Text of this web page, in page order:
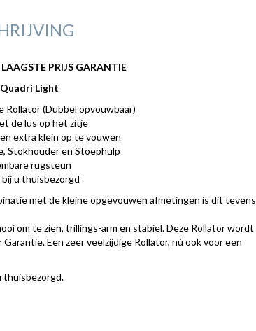
PRIJS GARANTIE
Light
Rollator (Dubbel opvouwbaar)
de lus op het zitje
extra klein op te vouwen
Stokhouder en Stoephulp
rugsteun
u thuisbezorgd
met de kleine opgevouwen afmetingen is dit tevens
om te zien, trillings-arm en stabiel. Deze Rollator wordt
Een zeer veelzijdige Rollator, nú ook voor een
thuisbezorgd.